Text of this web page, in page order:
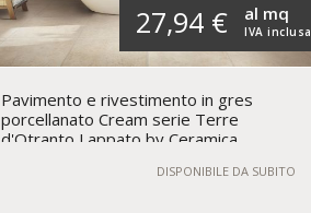
27,94 € IVA inclusa
al mq
Pavimento e rivestimento in gres
porcellanato Cream serie Terre
d'Otranto Lappato by Ceramica
DISPONIBILE DA SUBITO